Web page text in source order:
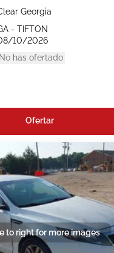
Georgia
- TIFTON
10/2026
No has ofertado
Ofertar
to right for more images